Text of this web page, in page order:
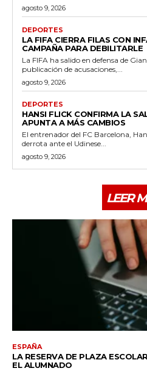
agosto 9, 2026
DEPORTES
LA FIFA CIERRA FILAS CON
CAMPAÑA PARA DEBILITARLE
La FIFA ha salido en defensa de
publicación de acusaciones,...
agosto 9, 2026
DEPORTES
HANSI FLICK CONFIRMA LA
APUNTA A MÁS CAMBIOS
El entrenador del FC Barcelona,
derrota ante el Udinese...
agosto 9, 2026
LEER
ESPAÑA
LA RESERVA DE PLAZA
EL ALUMNADO